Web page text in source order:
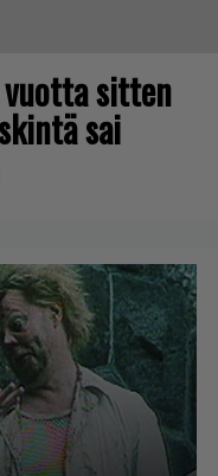
vuotta sitten
sai